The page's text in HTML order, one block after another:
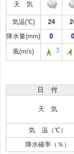
天 気
気温(℃) 24
降水量(mm)
0 0
風(m/s) 3
日 付
天 気
気 温（℃）
降水確率（％）